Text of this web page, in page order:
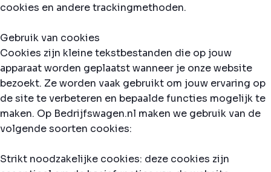
cookies en andere trackingmethoden.
Gebruik van cookies
Cookies zijn kleine tekstbestanden die op jouw
apparaat worden geplaatst wanneer je onze website
bezoekt. Ze worden vaak gebruikt om jouw ervaring op
de site te verbeteren en bepaalde functies mogelijk te
maken. Op Bedrijfswagen.nl maken we gebruik van de
volgende soorten cookies:
Strikt noodzakelijke cookies: deze cookies zijn